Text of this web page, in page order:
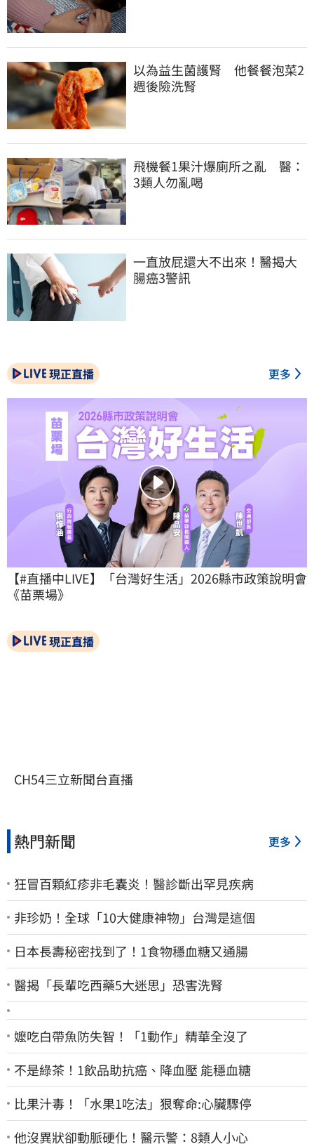
以為益生菌護腎　他餐餐泡菜2
週後險洗腎
飛機餐1果汁爆廁所之亂　醫：
3類人勿亂喝
一直放屁還大不出來！醫揭大
腸癌3警訊
現正直播 更多
【#直播中LIVE】「台灣好生活」2026縣市政策說明會
《苗栗場》
現正直播
CH54三立新聞台直播
熱門新聞 更多
狂冒百顆紅疹非毛囊炎！醫診斷出罕見疾病
非珍奶！全球「10大健康神物」台灣是這個
日本長壽秘密找到了！1食物穩血糖又通腸
醫揭「長輩吃西藥5大迷思」恐害洗腎
嬤吃白帶魚防失智！「1動作」精華全沒了
不是綠茶！1飲品助抗癌、降血壓 能穩血糖
比果汁毒！「水果1吃法」狠奪命:心臟驟停
他沒異狀卻動脈硬化！醫示警：8類人小心